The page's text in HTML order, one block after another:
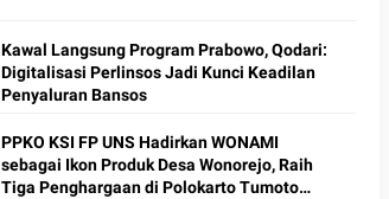
Kawal Langsung Program Prabowo, Qodari:
Digitalisasi Perlinsos Jadi Kunci Keadilan
Penyaluran Bansos
PPKO KSI FP UNS Hadirkan WONAMI
sebagai Ikon Produk Desa Wonorejo, Raih
Tiga Penghargaan di Polokarto Tumoto